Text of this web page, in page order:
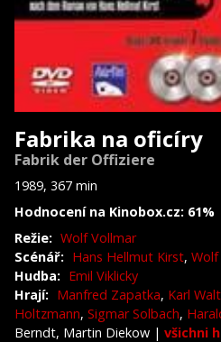
Fabrika na oficíry
Fabrik der Offiziere
1989, 367 min
Hodnocení na Kinobox.cz: 61%
Režie: Wolf Vollmar
Scénář: Hans Hellmut Kirst,
Hudba: Emil Viklicky
Hrají: Manfred Zapatka, Karl
Holtzmann, Sigmar Solbach,
Berndt, Martin Diekow | všichni